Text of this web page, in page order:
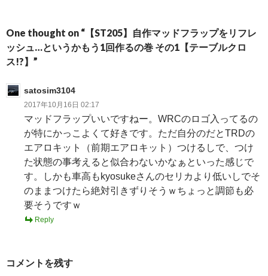
One thought on “【ST205】自作マッドフラップをリフレ
ッシュ…というかもう1回作るの巻 その1【テーブルクロ
ス!?】”
satosim3104
2017年10月16日 02:17
マッドフラップいいですねー。WRCのロゴ入ってるの
が特にかっこよくて好きです。ただ自分のだとTRDの
エアロキット（前期エアロキット）つけるしで、つけ
た状態の事考えると似合わないかなぁといった感じで
す。しかも車高もkyosukeさんのセリカより低いしでそ
のままつけたら絶対引きずりそうｗちょっと調節も必
要そうですｗ
Reply
コメントを残す